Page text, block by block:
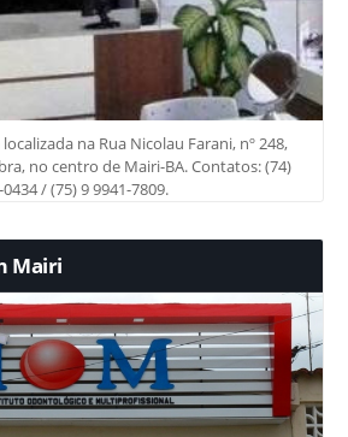
na Rua Nicolau Farani, nº 248,
no centro de Mairi-BA. Contatos: (74)
/ (75) 9 9941-7809.
Mairi